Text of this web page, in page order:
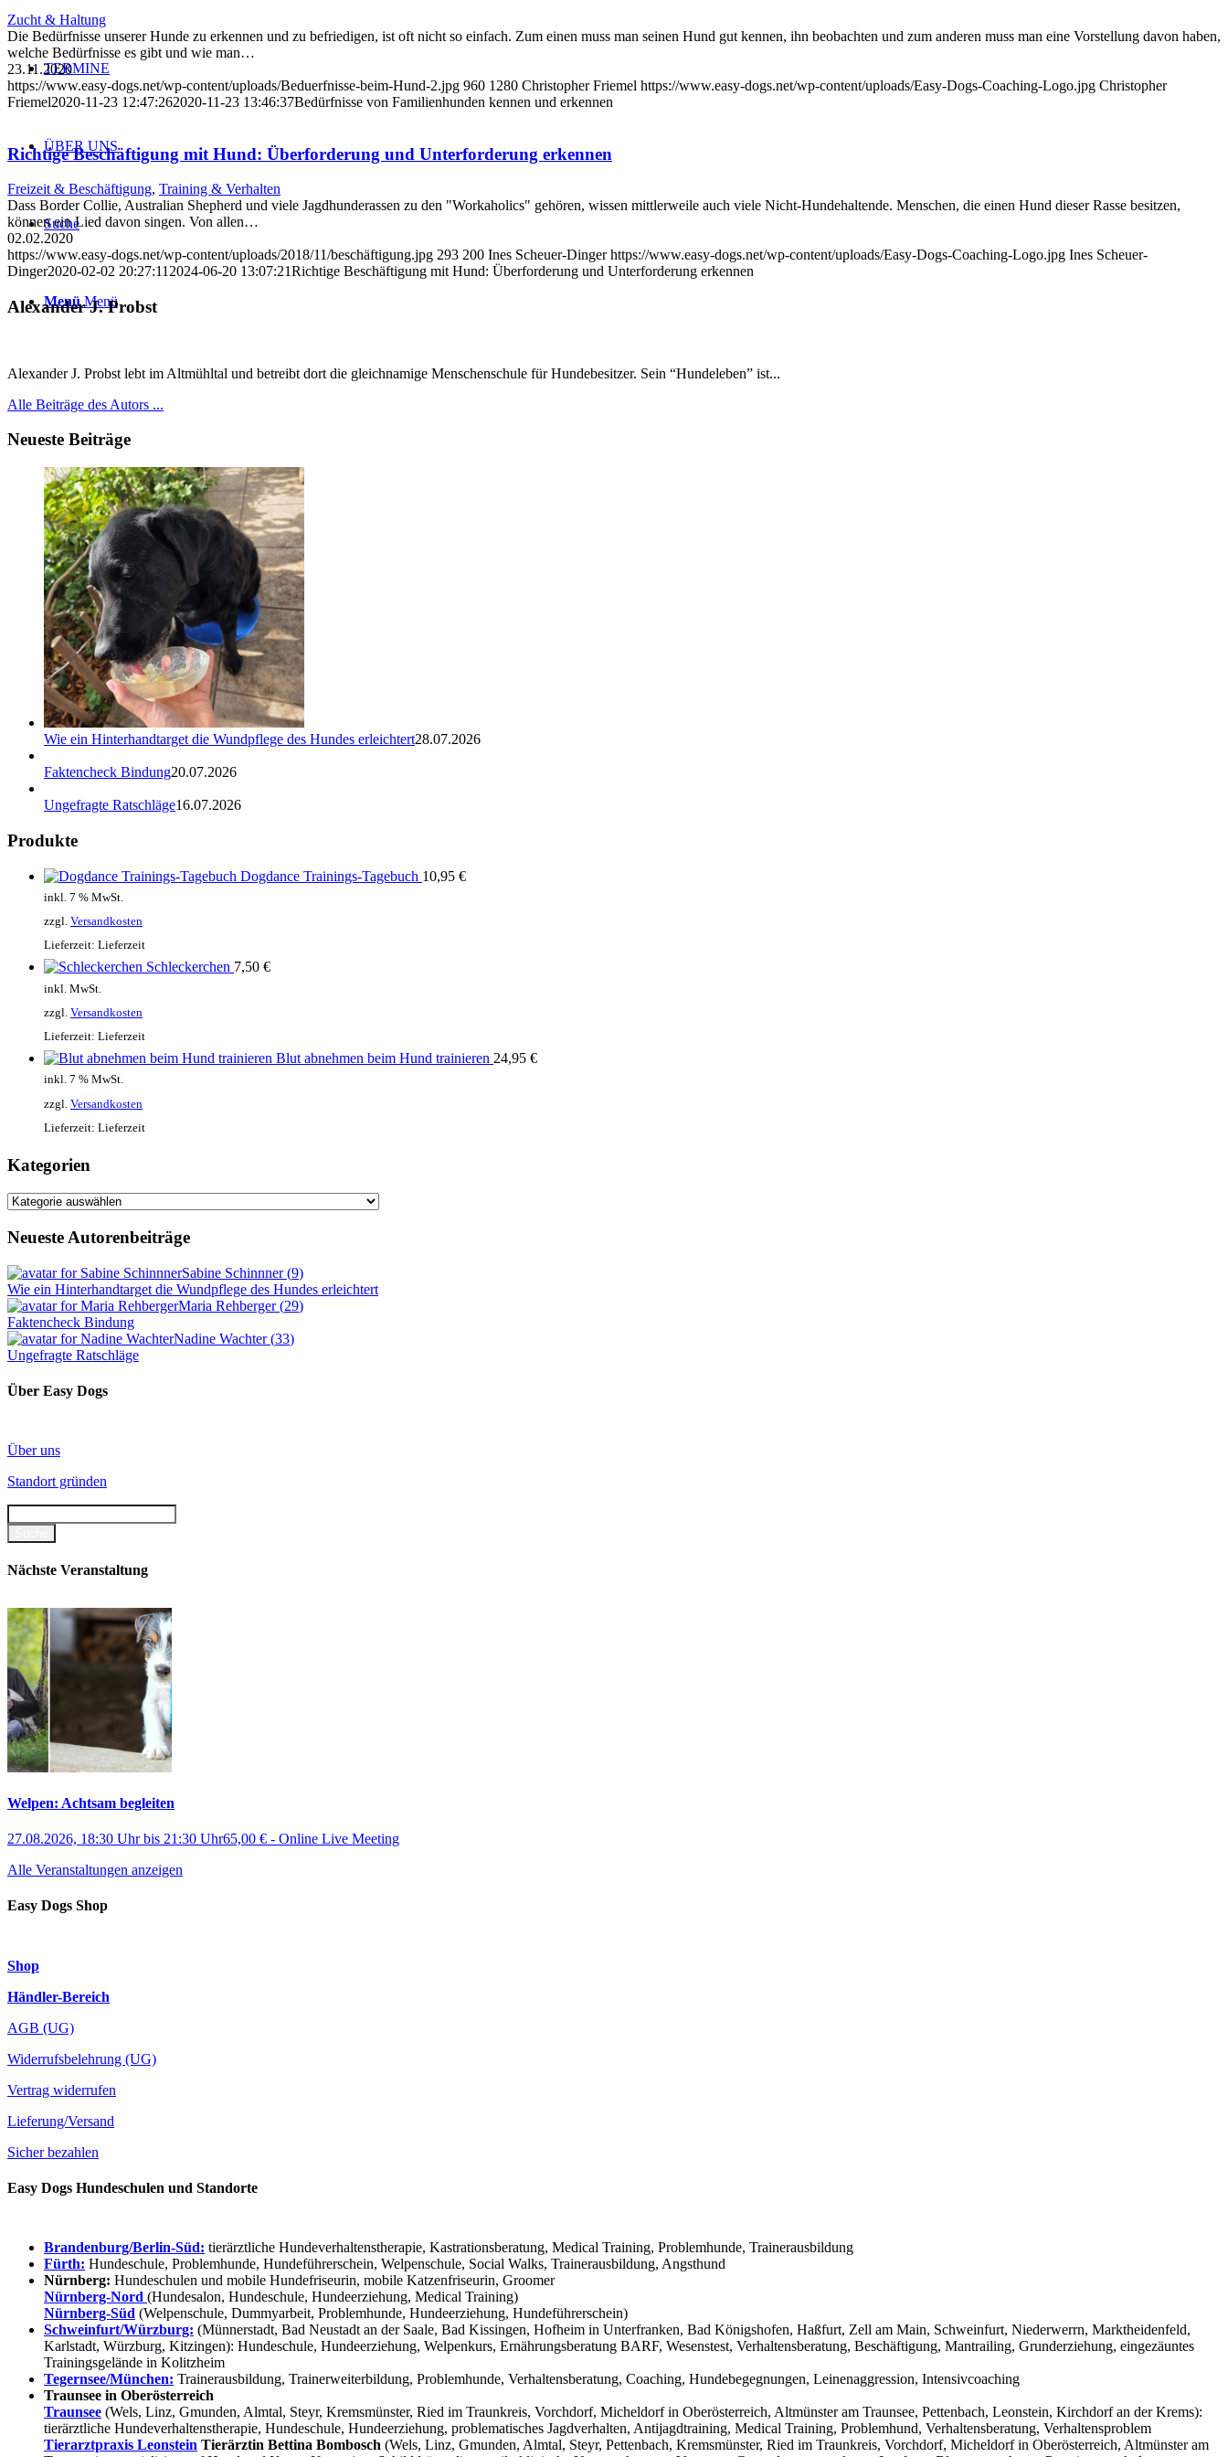
TERMINE
ÜBER UNS
Suche
Menü Menü
Zucht & Haltung
Die Bedürfnisse unserer Hunde zu erkennen und zu befriedigen, ist oft nicht so einfach. Zum einen muss man seinen Hund gut kennen, ihn beobachten und zum anderen muss man eine Vorstellung davon haben,
welche Bedürfnisse es gibt und wie man…
23.11.2020
https://www.easy-dogs.net/wp-content/uploads/Beduerfnisse-beim-Hund-2.jpg 960 1280 Christopher Friemel https://www.easy-dogs.net/wp-content/uploads/Easy-Dogs-Coaching-Logo.jpg Christopher
Friemel2020-11-23 12:47:262020-11-23 13:46:37Bedürfnisse von Familienhunden kennen und erkennen
Richtige Beschäftigung mit Hund: Überforderung und Unterforderung erkennen
Freizeit & Beschäftigung, Training & Verhalten
Dass Border Collie, Australian Shepherd und viele Jagdhunderassen zu den "Workaholics" gehören, wissen mittlerweile auch viele Nicht-Hundehaltende. Menschen, die einen Hund dieser Rasse besitzen,
können ein Lied davon singen. Von allen…
02.02.2020
https://www.easy-dogs.net/wp-content/uploads/2018/11/beschäftigung.jpg 293 200 Ines Scheuer-Dinger https://www.easy-dogs.net/wp-content/uploads/Easy-Dogs-Coaching-Logo.jpg Ines Scheuer-
Dinger2020-02-02 20:27:11 2024-06-20 13:07:21Richtige Beschäftigung mit Hund: Überforderung und Unterforderung erkennen
Alexander J. Probst
Alexander J. Probst lebt im Altmühltal und betreibt dort die gleichnamige Menschenschule für Hundebesitzer. Sein “Hundeleben” ist...
Alle Beiträge des Autors ...
Neueste Beiträge
Wie ein Hinterhandtarget die Wundpflege des Hundes erleichtert28.07.2026
Faktencheck Bindung20.07.2026
Ungefragte Ratschläge16.07.2026
Produkte
Dogdance Trainings-Tagebuch 10,95 €
inkl. 7 % MwSt.
zzgl. Versandkosten
Lieferzeit: Lieferzeit
Schleckerchen 7,50 €
inkl. MwSt.
zzgl. Versandkosten
Lieferzeit: Lieferzeit
Blut abnehmen beim Hund trainieren 24,95 €
inkl. 7 % MwSt.
zzgl. Versandkosten
Lieferzeit: Lieferzeit
Kategorien
Kategorien
Neueste Autorenbeiträge
Sabine Schinnner(9)
Wie ein Hinterhandtarget die Wundpflege des Hundes erleichtert
Maria Rehberger(29)
Faktencheck Bindung
Nadine Wachter(33)
Ungefragte Ratschläge
Über Easy Dogs
Über uns
Standort gründen
Nächste Veranstaltung
Welpen: Achtsam begleiten
27.08.2026, 18:30 Uhrbis 21:30 Uhr65,00 € - Online Live Meeting
Alle Veranstaltungen anzeigen
Easy Dogs Shop
Shop
Händler-Bereich
AGB (UG)
Widerrufsbelehrung (UG)
Vertrag widerrufen
Lieferung/Versand
Sicher bezahlen
Easy Dogs Hundeschulen und Standorte
Brandenburg/Berlin-Süd: tierärztliche Hundeverhaltenstherapie, Kastrationsberatung, Medical Training, Problemhunde, Trainerausbildung
Fürth: Hundeschule, Problemhunde, Hundeführerschein, Welpenschule, Social Walks, Trainerausbildung, Angsthund
Nürnberg: Hundeschulen und mobile Hundefriseurin, mobile Katzenfriseurin, Groomer
Nürnberg-Nord (Hundesalon, Hundeschule, Hundeerziehung, Medical Training)
Nürnberg-Süd (Welpenschule, Dummyarbeit, Problemhunde, Hundeerziehung, Hundeführerschein)
Schweinfurt/Würzburg: (Münnerstadt, Bad Neustadt an der Saale, Bad Kissingen, Hofheim in Unterfranken, Bad Königshofen, Haßfurt, Zell am Main, Schweinfurt, Niederwerrn, Marktheidenfeld,
Karlstadt, Würzburg, Kitzingen): Hundeschule, Hundeerziehung, Welpenkurs, Ernährungsberatung BARF, Wesenstest, Verhaltensberatung, Beschäftigung, Mantrailing, Grunderziehung, eingezäuntes
Trainingsgelände in Kolitzheim
Tegernsee/München: Trainerausbildung, Trainerweiterbildung, Problemhunde, Verhaltensberatung, Coaching, Hundebegegnungen, Leinenaggression, Intensivcoaching
Traunsee in Oberösterreich
Traunsee (Wels, Linz, Gmunden, Almtal, Steyr, Kremsmünster, Ried im Traunkreis, Vorchdorf, Micheldorf in Oberösterreich, Altmünster am Traunsee, Pettenbach, Leonstein, Kirchdorf an der Krems):
tierärztliche Hundeverhaltenstherapie, Hundeschule, Hundeerziehung, problematisches Jagdverhalten, Antijagdtraining, Medical Training, Problemhund, Verhaltensberatung, Verhaltensproblem
Tierarztpraxis Leonstein Tierärztin Bettina Bombosch (Wels, Linz, Gmunden, Almtal, Steyr, Pettenbach, Kremsmünster, Ried im Traunkreis, Vorchdorf, Micheldorf in Oberösterreich, Altmünster am